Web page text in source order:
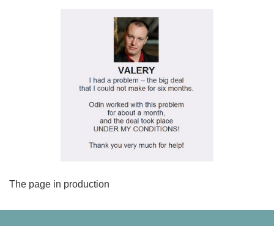
The page in production